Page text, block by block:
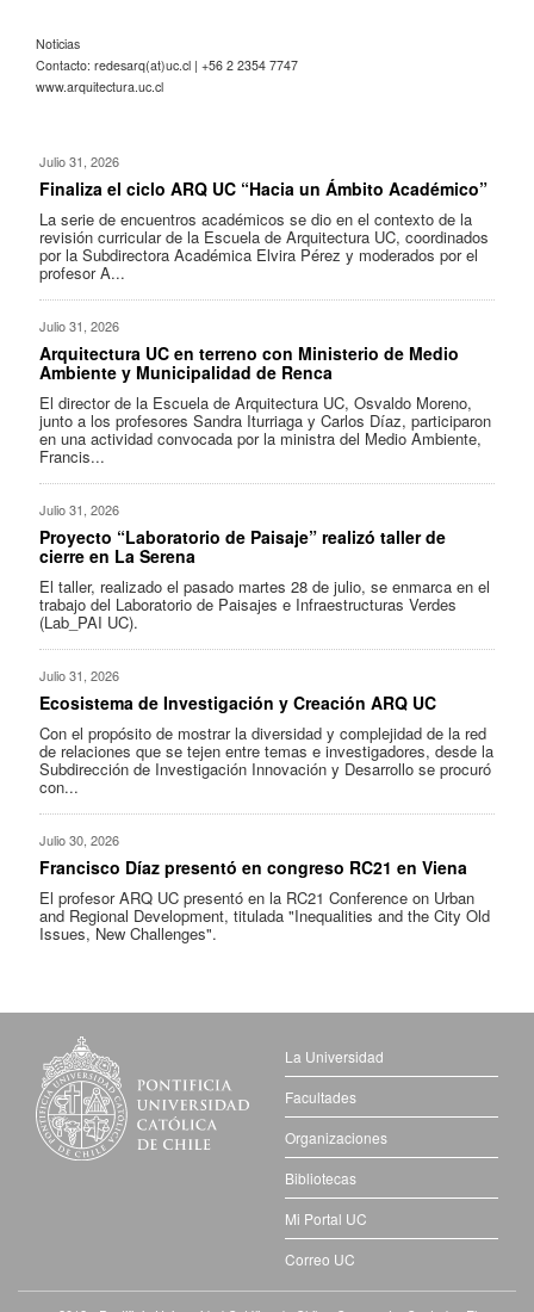
Noticias
Contacto: redesarq(at)uc.cl | +56 2 2354 7747
www.arquitectura.uc.cl
Julio 31, 2026
Finaliza el ciclo ARQ UC “Hacia un Ámbito Académico”
La serie de encuentros académicos se dio en el contexto de la
revisión curricular de la Escuela de Arquitectura UC, coordinados
por la Subdirectora Académica Elvira Pérez y moderados por el
profesor A...
Julio 31, 2026
Arquitectura UC en terreno con Ministerio de Medio
Ambiente y Municipalidad de Renca
El director de la Escuela de Arquitectura UC, Osvaldo Moreno,
junto a los profesores Sandra Iturriaga y Carlos Díaz, participaron
en una actividad convocada por la ministra del Medio Ambiente,
Francis...
Julio 31, 2026
Proyecto “Laboratorio de Paisaje” realizó taller de
cierre en La Serena
El taller, realizado el pasado martes 28 de julio, se enmarca en el
trabajo del Laboratorio de Paisajes e Infraestructuras Verdes
(Lab_PAI UC).
Julio 31, 2026
Ecosistema de Investigación y Creación ARQ UC
Con el propósito de mostrar la diversidad y complejidad de la red
de relaciones que se tejen entre temas e investigadores, desde la
Subdirección de Investigación Innovación y Desarrollo se procuró
con...
Julio 30, 2026
Francisco Díaz presentó en congreso RC21 en Viena
El profesor ARQ UC presentó en la RC21 Conference on Urban
and Regional Development, titulada "Inequalities and the City Old
Issues, New Challenges".
La Universidad
Facultades
Organizaciones
Bibliotecas
Mi Portal UC
Correo UC